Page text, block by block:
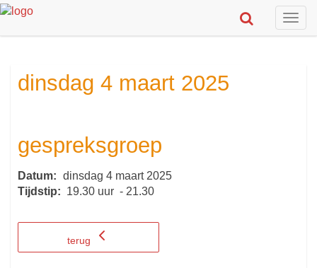
dinsdag 4 maart 2025
gespreksgroep
Datum: dinsdag 4 maart 2025
Tijdstip: 19.30 uur - 21.30
terug